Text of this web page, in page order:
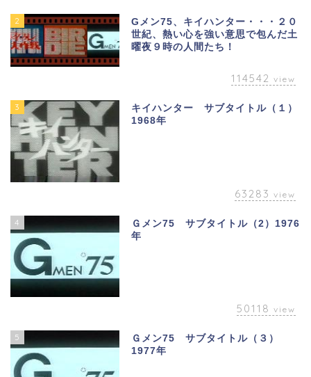
2
Gメン75、キイハンター・・・２０
世紀、熱い心を強い意思で包んだ土
曜夜９時の人間たち！
114542 view
3
キイハンター サブタイトル（１）
1968年
63283 view
4
Ｇメン75 サブタイトル（2）1976
年
50118 view
5
Ｇメン75 サブタイトル（３）
1977年